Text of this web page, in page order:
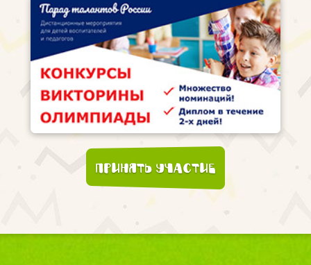
Принять участие